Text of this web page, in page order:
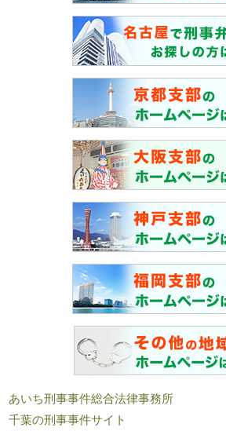
あいち刑事事件総合法律事務所
千葉の刑事事件サイト